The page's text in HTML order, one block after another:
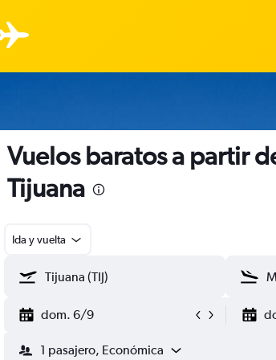
Vuelos baratos a partir
Tijuana
Ida y vuelta
dom. 6/9
1 pasajero, Económica